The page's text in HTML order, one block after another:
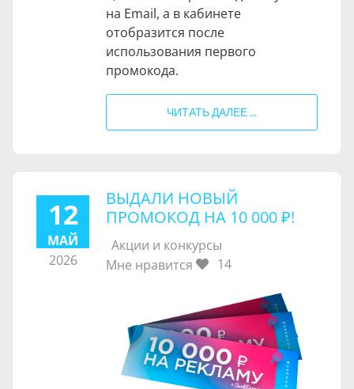
на Email, а в кабинете
отобразится после
использования первого
промокода.
ЧИТАТЬ ДАЛЕЕ ...
12
МАЙ
2026
ВЫДАЛИ НОВЫЙ
ПРОМОКОД НА 10 000 ₽!
Акции и конкурсы
Мне нравится
14